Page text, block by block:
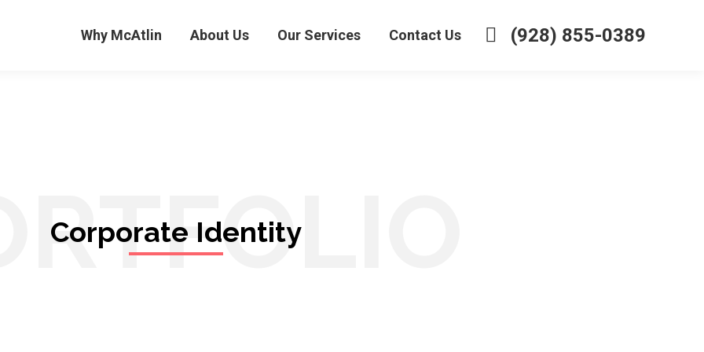
Why McAtlin About Us Our Services Contact Us (928) 855-0389
Corporate Identity